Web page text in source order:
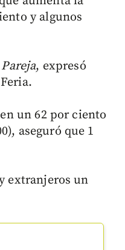
y algunos
, expresó
un 62 por ciento
aseguró que 1
extranjeros un